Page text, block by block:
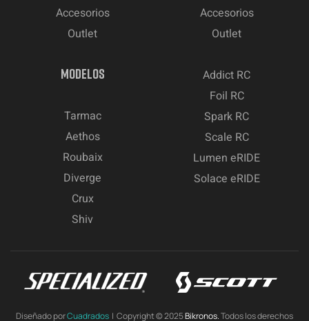
Accesorios
Outlet
Accesorios
Outlet
MODELOS
Tarmac
Aethos
Roubaix
Diverge
Crux
Shiv
Addict RC
Foil RC
Spark RC
Scale RC
Lumen eRIDE
Solace eRIDE
Diseñado porCuadrados | Copyright © 2025Bikronos.Todos los derechos